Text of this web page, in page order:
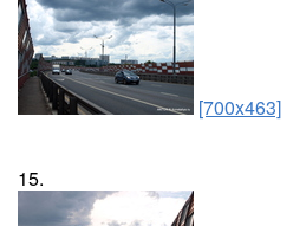
[700x463]
15.